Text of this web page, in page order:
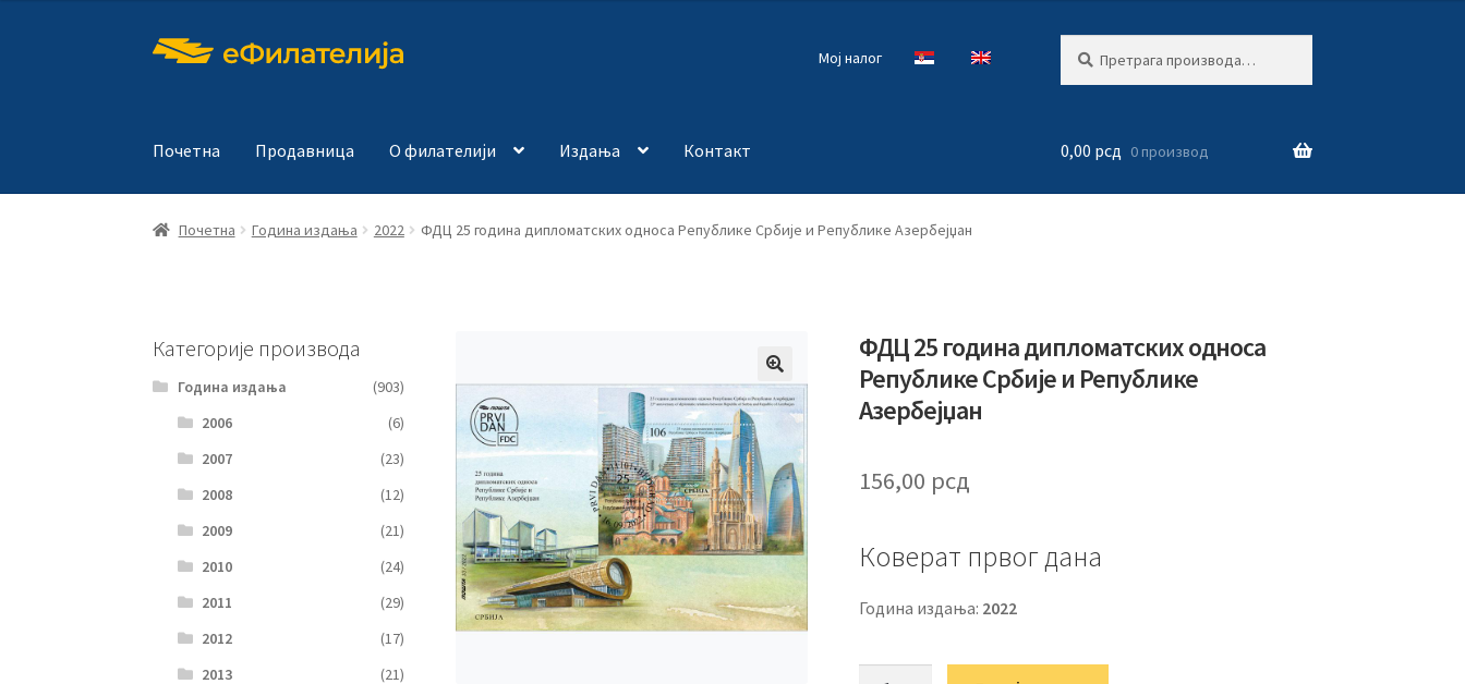
Прескочи
Скочи
Мој налог
Почетна Продавница О филателији Издања Контакт 0,00 рсд 0 производ
Почетна Година издања 2022 ФДЦ 25 година дипломатских односа Републике Србије и Републике Азербејџан
🔍
ФДЦ 25 година дипломатских односа
Републике Србије и Републике
Азербејџан
156,00 рсд
Коверат првог дана
Година издања: 2022
Категорије производа
Година издања
(903)
2006
(6)
2007
(23)
2008
(12)
2009
(21)
2010
(24)
2011
(29)
2012
(17)
2013
(21)